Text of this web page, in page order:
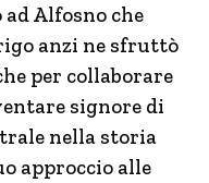
Alfosno che
anzi ne sfruttò
per collaborare
signore di
nella storia
approccio alle